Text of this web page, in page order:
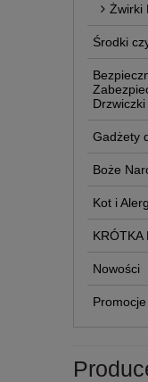
Żwirki
Środki
Drzwiczki
Gadżety
Boże
Kot i
KRÓTKA
Nowości
Promocje